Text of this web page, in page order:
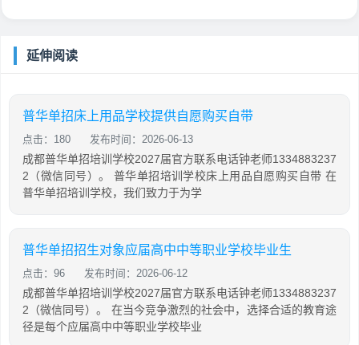
延伸阅读
普华单招床上用品学校提供自愿购买自带
点击：180 发布时间：2026-06-13
成都普华单招培训学校2027届官方联系电话钟老师1334883237
2（微信同号）。 普华单招培训学校床上用品自愿购买自带 在
普华单招培训学校，我们致力于为学
普华单招招生对象应届高中中等职业学校毕业生
点击：96 发布时间：2026-06-12
成都普华单招培训学校2027届官方联系电话钟老师1334883237
2（微信同号）。 在当今竞争激烈的社会中，选择合适的教育途
径是每个应届高中中等职业学校毕业